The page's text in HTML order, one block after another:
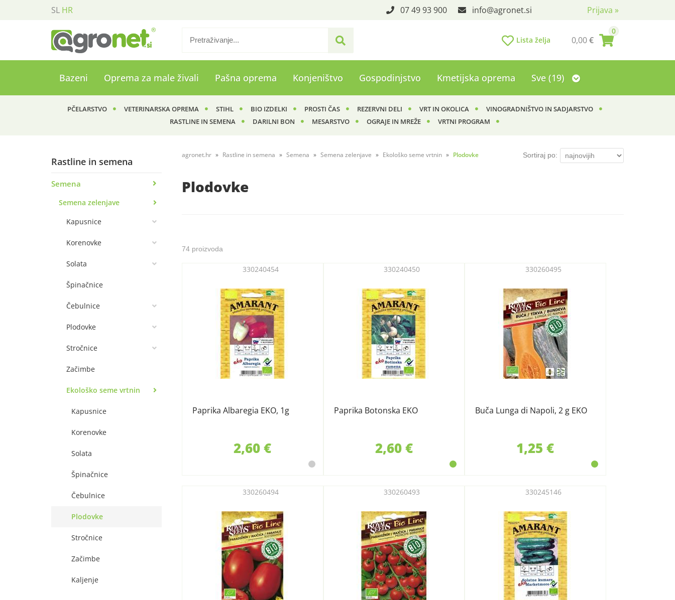
SL HR Prijava »
07 49 93 900 info agronet.si
0
0,00€
Lista želja
Bazeni Oprema za male živali Pašna oprema Konjeništvo Gospodinjstvo Kmetijska oprema Sve (19)
PČELARSTVO VETERINARSKA OPREMA STIHL BIO IZDELKI PROSTI ČAS REZERVNI DELI VRT IN OKOLICA
VINOGRADNIŠTVO IN SADJARSTVO
RASTLINE IN SEMENA
DARILNI BON MESARSTVO OGRAJE IN MREŽE VRTNI PROGRAM
Rastline in semena
Semena
Semena zelenjave
Kapusnice
Korenovke
Solata
Špinačnice
Čebulnice
Plodovke
Stročnice
Začimbe
Ekološko seme vrtnin
Kapusnice
Korenovke
Solata
Špinačnice
Čebulnice
Plodovke
Stročnice
Začimbe
Kaljenje
agronet.hr Rastline in semena Semena Semena zelenjave Ekološko seme vrtnin Plodovke Sortiraj po:
Plodovke
74 proizvoda
Paprika Albaregia EKO, 1g
330240454
2,60 €
Paprika Botonska EKO
330240450
2,60 €
Buča Lunga di Napoli, 2 g EKO
330260495
1,25 €
330260494 330260493 330245146